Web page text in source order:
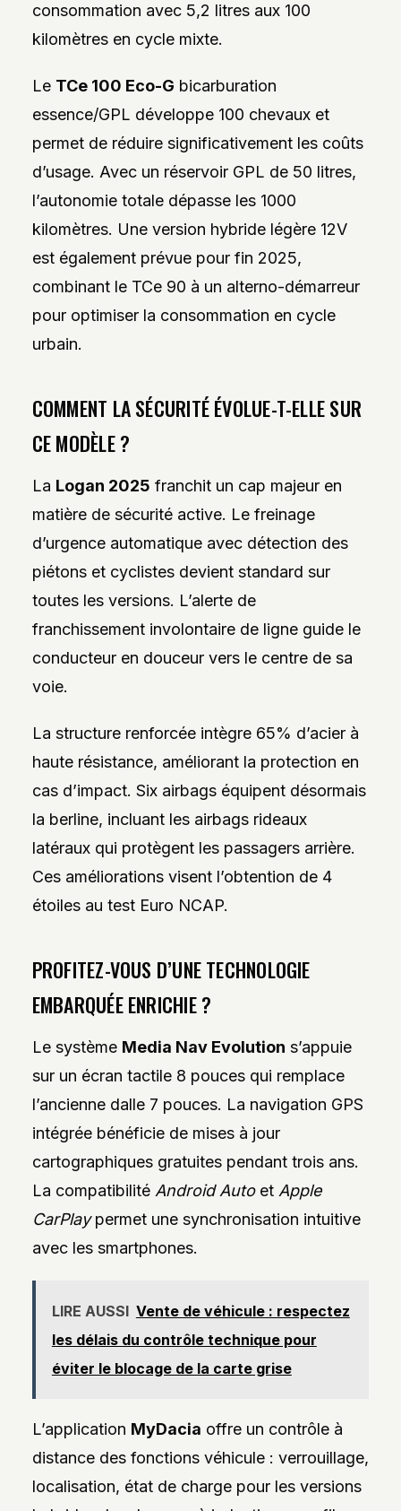
consommation avec 5,2 litres aux 100
kilomètres en cycle mixte.
Le TCe 100 Eco-G bicarburation
essence/GPL développe 100 chevaux et
permet de réduire significativement les coûts
d’usage. Avec un réservoir GPL de 50 litres,
l’autonomie totale dépasse les 1000
kilomètres. Une version hybride légère 12V
est également prévue pour fin 2025,
combinant le TCe 90 à un alterno-démarreur
pour optimiser la consommation en cycle
urbain.
COMMENT LA SÉCURITÉ ÉVOLUE-T-ELLE SUR
CE MODÈLE ?
La Logan 2025 franchit un cap majeur en
matière de sécurité active. Le freinage
d’urgence automatique avec détection des
piétons et cyclistes devient standard sur
toutes les versions. L’alerte de
franchissement involontaire de ligne guide le
conducteur en douceur vers le centre de sa
voie.
La structure renforcée intègre 65% d’acier à
haute résistance, améliorant la protection en
cas d’impact. Six airbags équipent désormais
la berline, incluant les airbags rideaux
latéraux qui protègent les passagers arrière.
Ces améliorations visent l’obtention de 4
étoiles au test Euro NCAP.
PROFITEZ-VOUS D’UNE TECHNOLOGIE
EMBARQUÉE ENRICHIE ?
Le système Media Nav Evolution s’appuie
sur un écran tactile 8 pouces qui remplace
l’ancienne dalle 7 pouces. La navigation GPS
intégrée bénéficie de mises à jour
cartographiques gratuites pendant trois ans.
La compatibilité Android Autoet Apple
CarPlaypermet une synchronisation intuitive
avec les smartphones.
LIRE AUSSI Vente de véhicule : respectez
les délais du contrôle technique pour
éviter le blocage de la carte grise
L’application MyDacia offre un contrôle à
distance des fonctions véhicule : verrouillage,
localisation, état de charge pour les versions